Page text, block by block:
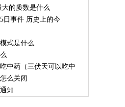
的质数是什么
日事件 历史上的今
式是什么
中药（三伏天可以吃中
么关闭
知